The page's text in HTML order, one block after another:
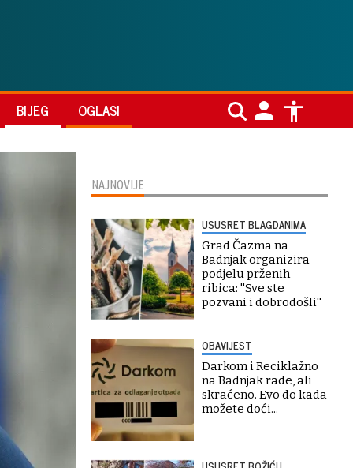
BIJEG OGLASI
NAJNOVIJE
USUSRET BLAGDANIMA
Grad Čazma na
Badnjak organizira
podjelu prženih
ribica: ''Sve ste
pozvani i dobrodošli''
OBAVIJEST
Darkom i Reciklažno
na Badnjak rade, ali
skraćeno. Evo do kada
možete doći...